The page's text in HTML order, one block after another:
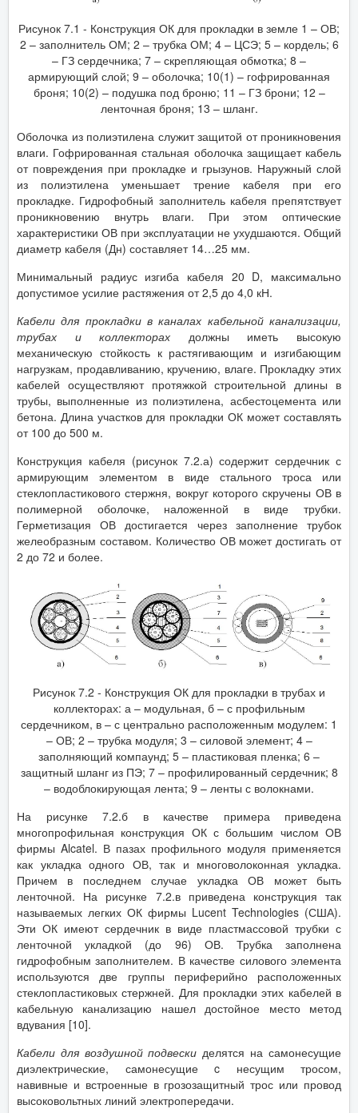
Рисунок 7.1 - Конструкция ОК для прокладки в земле 1 – ОВ;
2 – заполнитель ОМ; 2 – трубка ОМ; 4 – ЦСЭ; 5 – кордель; 6
– ГЗ сердечника; 7 – скрепляющая обмотка; 8 –
армирующий слой; 9 – оболочка; 10(1) – гофрированная
броня; 10(2) – подушка под броню; 11 – ГЗ брони; 12 –
ленточная броня; 13 – шланг.
Оболочка из полиэтилена служит защитой от проникновения
влаги. Гофрированная стальная оболочка защищает кабель
от повреждения при прокладке и грызунов. Наружный слой
из полиэтилена уменьшает трение кабеля при его
прокладке. Гидрофобный заполнитель кабеля препятствует
проникновению внутрь влаги. При этом оптические
характеристики ОВ при эксплуатации не ухудшаются. Общий
диаметр кабеля (Дн) составляет 14…25 мм.
Минимальный радиус изгиба кабеля 20 D, максимально
допустимое усилие растяжения от 2,5 до 4,0 кН.
Кабели для прокладки в каналах кабельной канализации,
трубах и коллекторах должны иметь высокую
механическую стойкость к растягивающим и изгибающим
нагрузкам, продавливанию, кручению, влаге. Прокладку этих
кабелей осуществляют протяжкой строительной длины в
трубы, выполненные из полиэтилена, асбестоцемента или
бетона. Длина участков для прокладки ОК может составлять
от 100 до 500 м.
Конструкция кабеля (рисунок 7.2.а) содержит сердечник с
армирующим элементом в виде стального троса или
стеклопластикового стержня, вокруг которого скручены ОВ в
полимерной оболочке, наложенной в виде трубки.
Герметизация ОВ достигается через заполнение трубок
желеобразным составом. Количество ОВ может достигать от
2 до 72 и более.
Рисунок 7.2 - Конструкция ОК для прокладки в трубах и
коллекторах: а – модульная, б – с профильным
сердечником, в – с центрально расположенным модулем: 1
– ОВ; 2 – трубка модуля; 3 – силовой элемент; 4 –
заполняющий компаунд; 5 – пластиковая пленка; 6 –
защитный шланг из ПЭ; 7 – профилированный сердечник; 8
– водоблокирующая лента; 9 – ленты с волокнами.
На рисунке 7.2.б в качестве примера приведена
многопрофильная конструкция ОК с большим числом ОВ
фирмы Alcatel. В пазах профильного модуля применяется
как укладка одного ОВ, так и многоволоконная укладка.
Причем в последнем случае укладка ОВ может быть
ленточной. На рисунке 7.2.в приведена конструкция так
называемых легких ОК фирмы Lucent Technologies (США).
Эти ОК имеют сердечник в виде пластмассовой трубки с
ленточной укладкой (до 96) ОВ. Трубка заполнена
гидрофобным заполнителем. В качестве силового элемента
используются две группы периферийно расположенных
стеклопластиковых стержней. Для прокладки этих кабелей в
кабельную канализацию нашел достойное место метод
вдувания [10].
Кабели для воздушной подвески делятся на самонесущие
диэлектрические, самонесущие c несущим тросом,
навивные и встроенные в грозозащитный трос или провод
высоковольтных линий электропередачи.